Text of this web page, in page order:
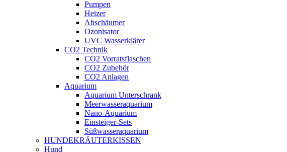
Pumpen
Heizer
Abschäumer
Ozonisator
UVC Wasserklärer
CO2 Technik
CO2 Vorratsflaschen
CO2 Zubehör
CO2 Anlagen
Aquarium
Aquarium Unterschrank
Meerwasseraquarium
Nano-Aquarium
Einsteiger-Sets
Süßwasseraquarium
HUNDEKRÄUTERKISSEN
Hund